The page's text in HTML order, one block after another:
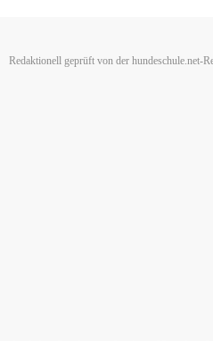
Redaktionell geprüft von der hundeschule.net-